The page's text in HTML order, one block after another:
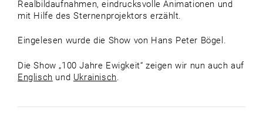
Realbildaufnahmen, eindrucksvolle Animationen und
mit Hilfe des Sternenprojektors erzählt.
Eingelesen wurde die Show von Hans Peter Bögel.
Die Show „100 Jahre Ewigkeit“ zeigen wir nun auch auf
Englisch und Ukrainisch.